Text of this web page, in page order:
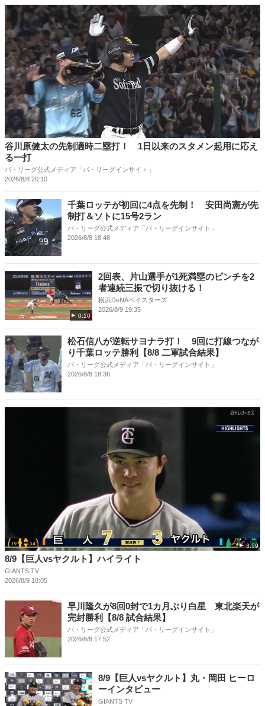
谷川原健太の先制適時二塁打！ 1日以来のスタメン起用に応え
る一打
パ・リーグ公式メディア「パ・リーグインサイト」
2026/8/8 20:10
千葉ロッテが初回に4点を先制！ 安田尚憲が先
制打＆ソトに15号2ラン
パ・リーグ公式メディア「パ・リーグインサイト」
2026/8/8 18:48
0:10
2回表、片山選手が1死満塁のピンチを2
者連続三振で切り抜ける！
横浜DeNAベイスターズ
2026/8/9 19:35
松石信八が逆転サヨナラ打！ 9回に打線つなが
り千葉ロッテ勝利【8/8 二軍試合結果】
パ・リーグ公式メディア「パ・リーグインサイト」
2026/8/8 18:36
3:59
8/9【巨人vsヤクルト】ハイライト
GIANTS TV
2026/8/9 18:05
早川隆久が8回0封で1カ月ぶり白星 東北楽天が
完封勝利【8/8 試合結果】
パ・リーグ公式メディア「パ・リーグインサイト」
2026/8/8 17:52
8/9【巨人vsヤクルト】丸・岡田 ヒーロ
ーインタビュー
GIANTS TV